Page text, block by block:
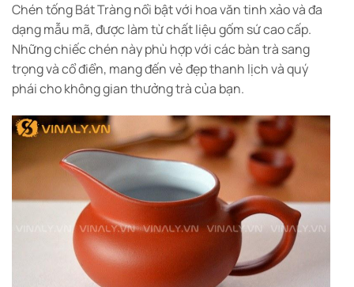
Chén tống Bát Tràng nổi bật với hoa văn tinh xảo và đa
dạng mẫu mã, được làm từ chất liệu gốm sứ cao cấp.
Những chiếc chén này phù hợp với các bàn trà sang
trọng và cổ điển, mang đến vẻ đẹp thanh lịch và quý
phái cho không gian thưởng trà của bạn.